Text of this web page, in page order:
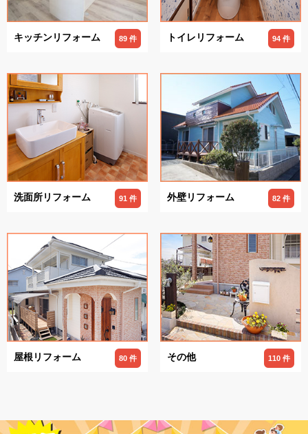
キッチンリフォーム 89 件 トイレリフォーム 94 件
洗面所リフォーム 91 件 外壁リフォーム 82 件
屋根リフォーム 80 件 その他 110 件